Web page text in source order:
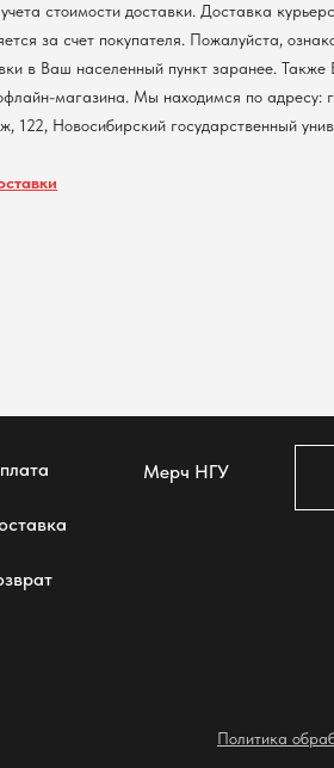
стоимости доставки. Доставка
за счет покупателя. Пожалуйста,
в Ваш населенный пункт заранее.
магазина. Мы находимся по адресу:
122, Новосибирский государственный
Мерч НГУ
Политика